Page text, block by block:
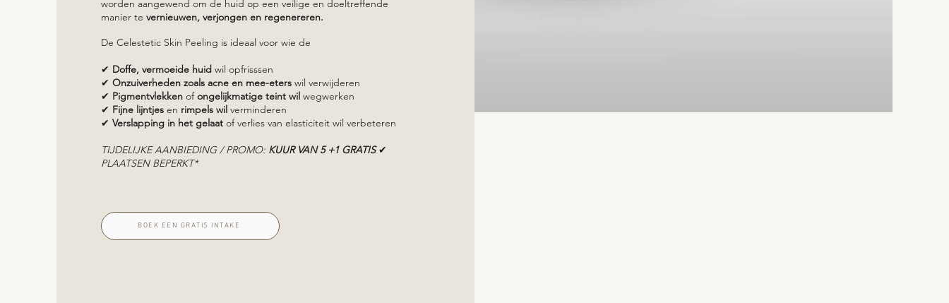
worden aangewend om de huid op een veilige en doeltreffende
manier te vernieuwen, verjongen en regenereren.
De Celestetic Skin Peeling is ideaal voor wie de
✔ Doffe, vermoeide huid wil opfrisssen
✔ Onzuiverheden zoals acne en mee-eters wil verwijderen
✔ Pigmentvlekken ofongelijkmatige teint wil wegwerken
✔ Fijne lijntjes en rimpels wil verminderen
✔ Verslapping in het gelaat of verlies van elasticiteit wil verbeteren
TIJDELIJKE AANBIEDING / PROMO: KUUR VAN 5 +1 GRATIS✔
PLAATSEN BEPERKT*
BOEK EEN GRATIS INTAKE